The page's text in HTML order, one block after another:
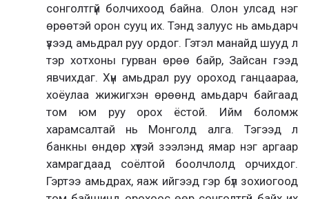
сонголтгүй болчихоод байна. Олон улсад нэг
өрөөтэй орон сууц их. Тэнд залуус нь амьдарч
үзээд амьдрал руу ордог. Гэтэл манайд шууд л
тэр хотхоны гурван өрөө байр, Зайсан гээд
явчихдаг. Хүн амьдрал руу ороход ганцаараа,
хоёулаа жижигхэн өрөөнд амьдарч байгаад
том юм руу орох ёстой. Ийм боломж
харамсалтай нь Монголд алга. Тэгээд л
банкны өндөр хүүтэй зээлэнд ямар нэг аргаар
хамрагдаад соёлтой боолчлолд орчихдог.
Гэртээ амьдрах, яаж ийгээд гэр бүл зохиогоод